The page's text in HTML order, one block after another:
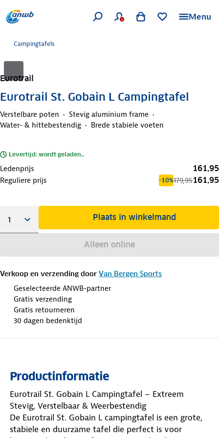
Menu
Campingtafels
Eurotrail
Eurotrail St. Gobain L Campingtafel
Verstelbare poten
Stevig aluminium frame
Water- & hittebestendig
Brede stabiele voeten
Levertijd: wordt geladen..
Ledenprijs 161,95
Reguliere prijs -10%179,95161,95
Plaats in winkelmand
Alleen online
Verkoop en verzending door Van Bergen Sports
Geselecteerde ANWB-partner
Gratis verzending
Gratis retourneren
30 dagen bedenktijd
Productinformatie
Eurotrail St. Gobain L Campingtafel – Extreem
Stevig, Verstelbaar & Weerbestendig
De Eurotrail St. Gobain L campingtafel is een grote,
stabiele en duurzame tafel die perfect is voor